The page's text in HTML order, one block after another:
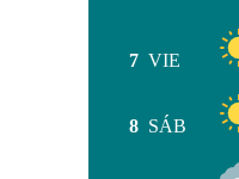
7 VIE
8 SÁB